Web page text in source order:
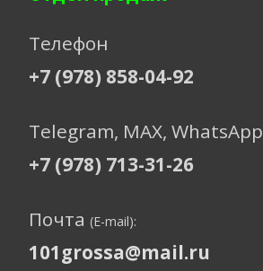
Телефон
+7 (978) 858-04-92
Telegram, МАХ, WhatsApp
+7 (978) 713-31-26
Почта (E-mail):
101grossa@mail.ru